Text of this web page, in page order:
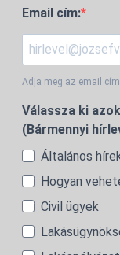
Email cím:
Adja meg az email
Válassza ki
(Bármennyi
Általános
Hogyan
Civil ügyek